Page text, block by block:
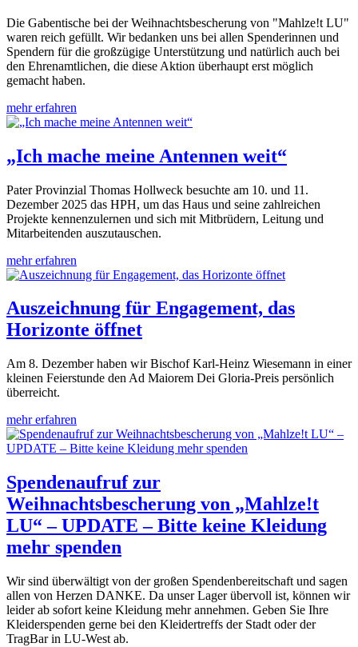
Die Gabentische bei der Weihnachtsbescherung von "Mahlze!t LU"
waren reich gefüllt. Wir bedanken uns bei allen Spenderinnen und
Spendern für die großzügige Unterstützung und natürlich auch bei
den Ehrenamtlichen, die diese Aktion überhaupt erst möglich
gemacht haben.
mehr erfahren
„Ich mache meine Antennen weit“
Pater Provinzial Thomas Hollweck besuchte am 10. und 11.
Dezember 2025 das HPH, um das Haus und seine zahlreichen
Projekte kennenzulernen und sich mit Mitbrüdern, Leitung und
Mitarbeitenden auszutauschen.
mehr erfahren
Auszeichnung für Engagement, das
Horizonte öffnet
Am 8. Dezember haben wir Bischof Karl-Heinz Wiesemann in einer
kleinen Feierstunde den Ad Maiorem Dei Gloria-Preis persönlich
überreicht.
mehr erfahren
Spendenaufruf zur
Weihnachtsbescherung von „Mahlze!t
LU“ – UPDATE – Bitte keine Kleidung
mehr spenden
Wir sind überwältigt von der großen Spendenbereitschaft und sagen
allen von Herzen DANKE. Da unser Lager übervoll ist, können wir
leider ab sofort keine Kleidung mehr annehmen. Geben Sie Ihre
Kleiderspenden gerne bei den Kleidertreffs der Stadt oder der
TragBar in LU-West ab.